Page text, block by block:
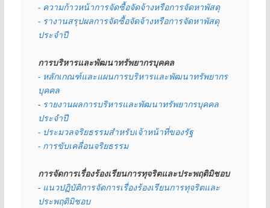
- ความก้าวหน้าการจัดซื้อจัดจ้างหรือการจัดหาพัสดุ
- รางานสรุปผลการจัดซื้อจัดจ้างหรือการจัดหาพัสดุ
ประจำปี
การบริหารและพัฒนาทรัพยากรบุคคล
- หลักเกณฑ์และแผนการบริหารและพัฒนาทรัพยากร
บุคคล
- รายงานผลการบริหารและพัฒนาทรัพยากรบุคคล
ประจำปี
- ประมวลจริยธรรมสำหรับเจ้าหน้าที่ของรัฐ
- การขับเคลื่อนจริยธรรม
การจัดการเรื่องร้องเรียนการทุจริตและประพฤติมิชอบ
- แนวปฏิบัติการจัดการเรื่องร้องเรียนการทุจริตและ
ประพฤติมิชอบ